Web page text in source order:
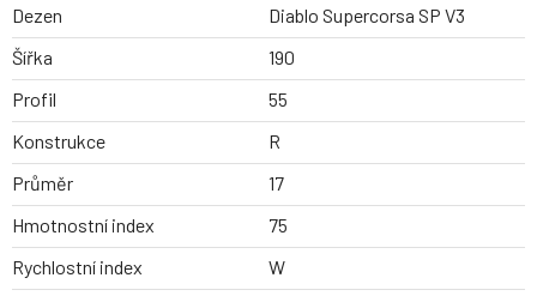
Dezen
Diablo Supercorsa SP V3
Šířka
190
Profil
55
Konstrukce
R
Průměr
17
Hmotnostní index
75
Rychlostní index
W